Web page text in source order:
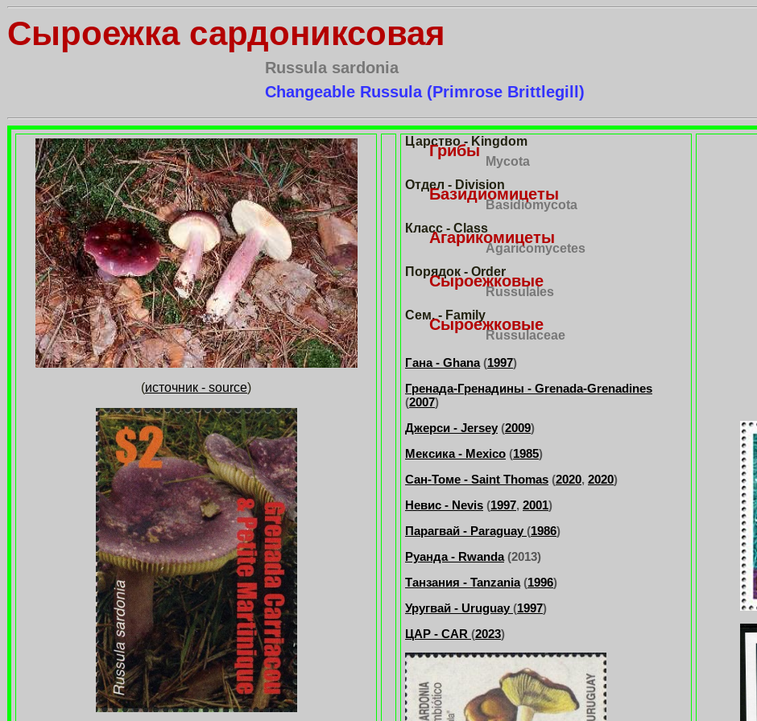
Сыроежка сардониксовая
Russula sardonia
Changeable Russula (Primrose Brittlegill)
(источник - source)
Царство - Kingdom
Грибы
Mycota
Отдел - Division
Базидиомицеты
Basidiomycota
Класс - Class
Агарикомицеты
Agaricomycetes
Порядок - Order
Сыроежковые
Russulales
Сем. - Family
Сыроежковые
Russulaceae
Гана - Ghana(1997)
Гренада-Гренадины - Grenada-Grenadines
(2007)
Джерси - Jersey (2009)
Мексика - Mexico (1985)
Сан-Томе - Saint Thomas (2020, 2020)
Невис - Nevis (1997, 2001)
Парагвай - Paraguay (1986)
Руанда - Rwanda(2013)
Танзания - Tanzania(1996)
Уругвай - Uruguay (1997)
ЦАР - CAR (2023)